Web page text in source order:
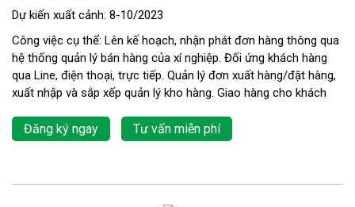
Dự kiến xuất cảnh: 8-10/2023
Công việc cụ thể: Lên kế hoạch, nhận phát đơn hàng thông qua
hệ thống quản lý bán hàng của xí nghiệp. Đối ứng khách hàng
qua Line, điện thoại, trực tiếp. Quản lý đơn xuất hàng/đặt hàng,
xuất nhập và sắp xếp quản lý kho hàng. Giao hàng cho khách
Đăng ký ngay Tư vấn miễn phí